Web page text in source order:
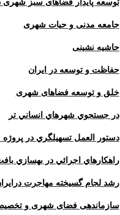
توسعه پایدار فضاهای سبز شهری
جامعه مدنی و حیات شهری
حاشیه نشینی
حفاظت و توسعه در ایران
خلق و توسعه فضاهای شهری
در جستجوي شهرهاي انساني تر
دستور العمل تسهیلگري در
راهكارهاي اجرائي در بهسازي
رشد لجام گسيخته مهاجرت
سازماندهی فضای شهری و